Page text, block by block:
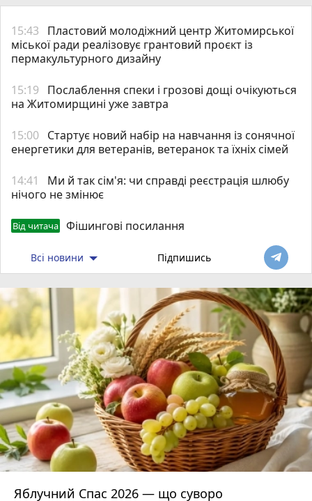
15:43
Пластовий молодіжний центр Житомирської
міської ради реалізовує грантовий проєкт із
пермакультурного дизайну
15:19
Послаблення спеки і грозові дощі очікуються
на Житомирщині уже завтра
15:00 Стартує новий набір на навчання із сонячної
енергетики для ветеранів, ветеранок та їхніх сімей
14:41
Ми й так сім'я: чи справді реєстрація шлюбу
нічого не змінює
Від читача Фішингові посилання
Всі новини Підпишись
Яблучний Спас 2026 — що суворо